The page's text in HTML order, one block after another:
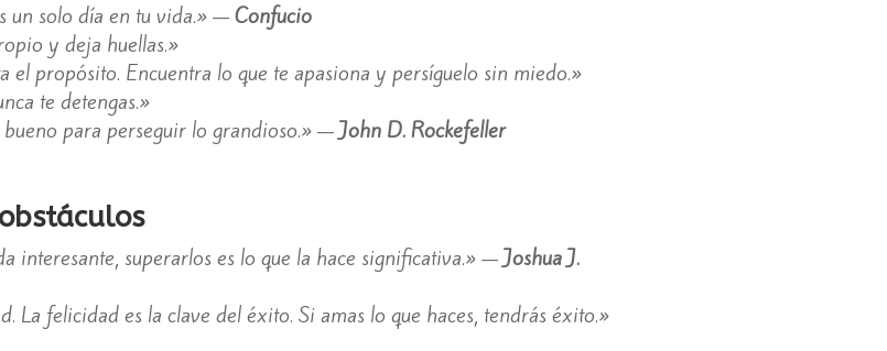
un solo día en tu vida.» —Confucio
y deja huellas.»
el propósito. Encuentra lo que te apasiona y persíguelo sin miedo.»
te detengas.»
para perseguir lo grandioso.» —John D. Rockefeller
interesante, superarlos es lo que la hace significativa.» —Joshua J.
La felicidad es la clave del éxito. Si amas lo que haces, tendrás éxito.»